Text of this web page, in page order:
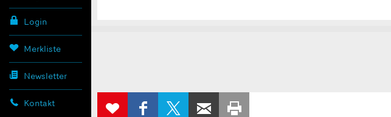
Login
Merkliste
Newsletter
Kontakt
MERKLISTE
AUF
FACEBOOK
TEILEN
PER E-MAIL
WEITEREMPFEHLEN